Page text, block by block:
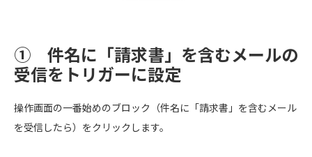
① 件名に「請求書」を含むメールの
受信をトリガーに設定
操作画面の一番始めのブロック（件名に「請求書」を含むメール
を受信したら）をクリックします。